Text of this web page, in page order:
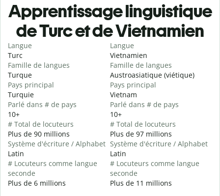
Apprentissage linguistique
de Turc et de Vietnamien
Langue
Turc
Famille de langues
Turque
Pays principal
Turquie
Parlé dans # de pays
10+
# Total de locuteurs
Plus de 90 millions
Système d'écriture / Alphabet
Latin
# Locuteurs comme langue
seconde
Plus de 6 millions
Langue
Vietnamien
Famille de langues
Austroasiatique (viétique)
Pays principal
Vietnam
Parlé dans # de pays
10+
# Total de locuteurs
Plus de 97 millions
Système d'écriture / Alphabet
Latin
# Locuteurs comme langue
seconde
Plus de 11 millions